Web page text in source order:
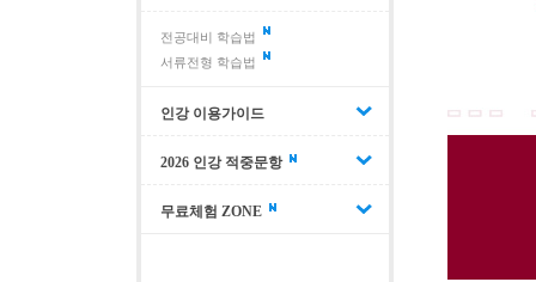
전공대비 학습법
서류전형 학습법
인강 이용가이드
2026 인강 적중문항
무료체험 ZONE